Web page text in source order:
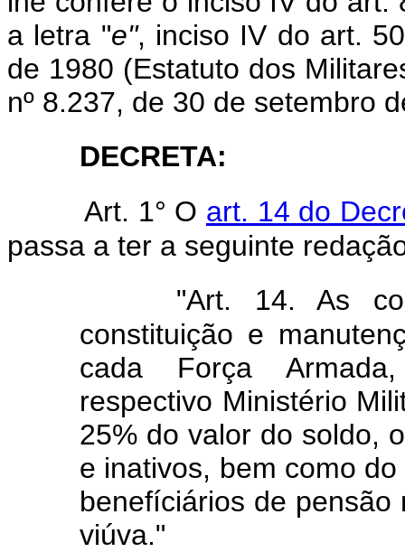
a letra "e", inciso IV do art.
de 1980 (Estatuto dos
nº 8.237, de 30 de setembro
DECRETA:
Art. 1° O art. 14 do
passa a ter a seguinte
"Art. 14. As
constituição e
cada Força
respectivo Ministério
25% do valor do soldo,
e inativos, bem como
benefíciários de
viúva."